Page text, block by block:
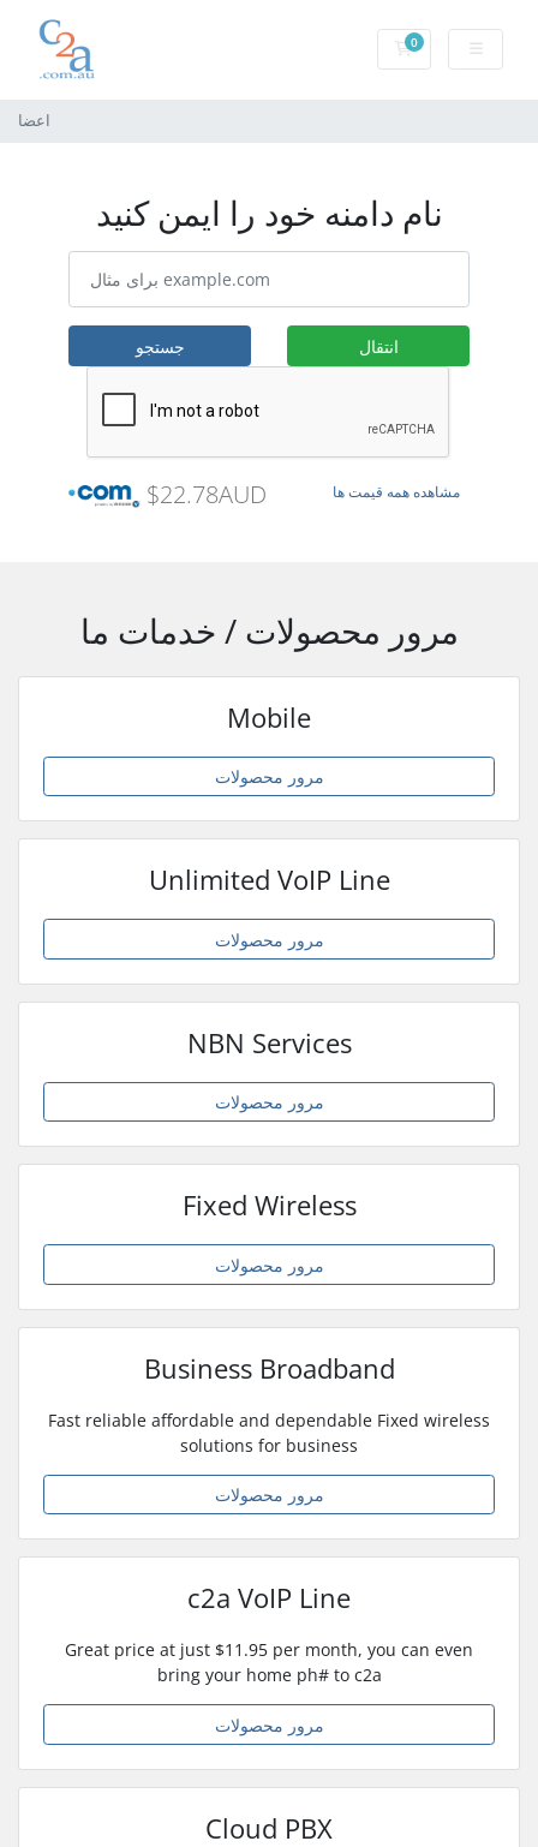
0کارت خرید
اعضا
نام دامنه خود را ایمن کنید
جستجو انتقال
$22.78AUD مشاهده همه قیمت ها
مرور محصولات / خدمات ما
Mobile
مرور محصولات
Unlimited VoIP Line
مرور محصولات
NBN Services
مرور محصولات
Fixed Wireless
مرور محصولات
Business Broadband
Fast reliable affordable and dependable Fixed wireless
solutions for business
مرور محصولات
c2a VoIP Line
Great price at just $11.95 per month, you can even
bring your home ph# to c2a
مرور محصولات
Cloud PBX